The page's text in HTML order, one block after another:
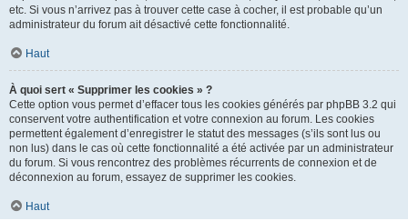
etc. Si vous n’arrivez pas à trouver cette case à cocher, il est probable qu’un
administrateur du forum ait désactivé cette fonctionnalité.
Haut
À quoi sert « Supprimer les cookies » ?
Cette option vous permet d’effacer tous les cookies générés par phpBB 3.2 qui
conservent votre authentification et votre connexion au forum. Les cookies
permettent également d’enregistrer le statut des messages (s’ils sont lus ou
non lus) dans le cas où cette fonctionnalité a été activée par un administrateur
du forum. Si vous rencontrez des problèmes récurrents de connexion et de
déconnexion au forum, essayez de supprimer les cookies.
Haut